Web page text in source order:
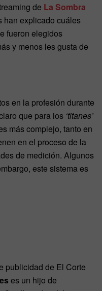
de La Sombra
han explicado cuáles
fueron elegidos
y menos les gusta de
en la profesión durante
que para los ‘titanes’
más complejo, tanto en
en el proceso de la
de medición. Algunos
este sistema es
publicidad de El Corte
es un hijo de